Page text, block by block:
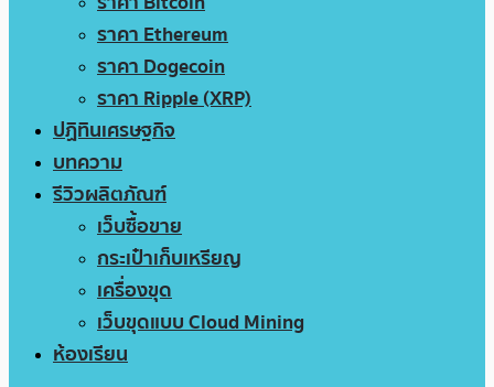
ราคา Ethereum
ราคา Dogecoin
ราคา Ripple (XRP)
ปฏิทินเศรษฐกิจ
บทความ
รีวิวผลิตภัณฑ์
เว็บซื้อขาย
กระเป๋าเก็บเหรียญ
เครื่องขุด
เว็บขุดแบบ Cloud Mining
ห้องเรียน